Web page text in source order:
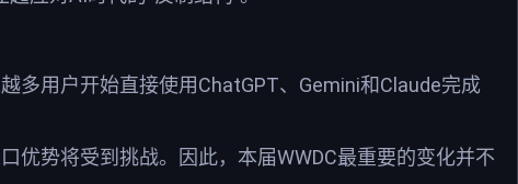
多用户开始直接使用ChatGPT、Gemini和Claude完成
优势将受到挑战。因此，本届WWDC最重要的变化并不